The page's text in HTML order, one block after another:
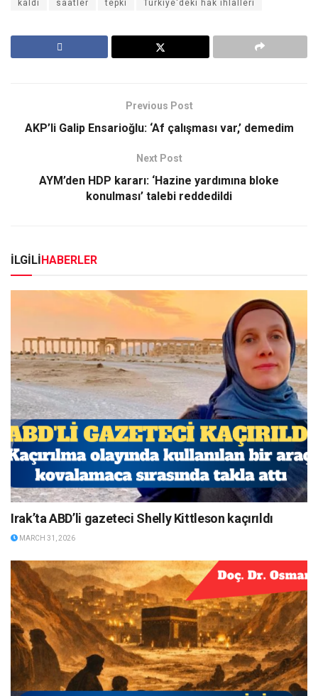
kaldı saatler tepki Türkiye'deki hak ihlalleri
Previous Post
AKP’li Galip Ensarioğlu: ‘Af çalışması var,’ demedim
Next Post
AYM’den HDP kararı: ‘Hazine yardımına bloke
konulması’ talebi reddedildi
İLGİLİHABERLER
Irak’ta ABD’li gazeteci Shelly Kittleson kaçırıldı
MARCH 31, 2026